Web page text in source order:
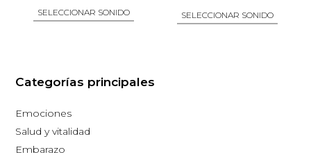
la
la
SELECCIONAR SONIDO
tiene
Las
SELECCIONAR SONIDO
Categorías principales
Emociones
Salud y vitalidad
Embarazo